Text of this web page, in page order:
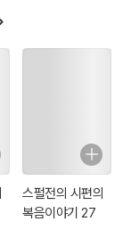
스펄전의 시편의
복음이야기 27